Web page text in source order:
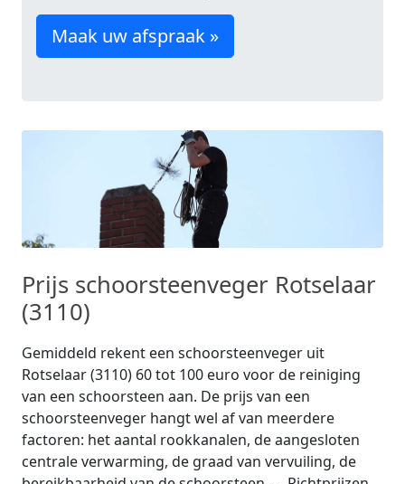
Maak uw afspraak »
Prijs schoorsteenveger Rotselaar
(3110)
Gemiddeld rekent een schoorsteenveger uit
Rotselaar (3110) 60 tot 100 euro voor de reiniging
van een schoorsteen aan. De prijs van een
schoorsteenveger hangt wel af van meerdere
factoren: het aantal rookkanalen, de aangesloten
centrale verwarming, de graad van vervuiling, de